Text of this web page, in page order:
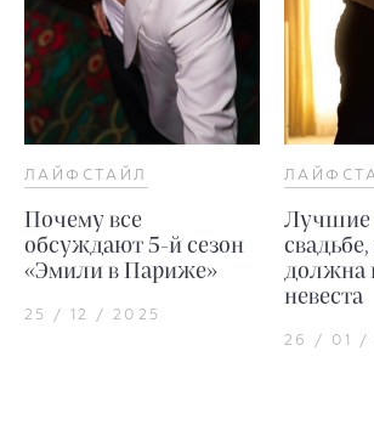
ЛАЙФСТАЙЛ
Почему все
обсуждают 5-й сезон
«Эмили в Париже»
25 / 12 / 2025
Лучшие
должна
невеста
26 / 01 /